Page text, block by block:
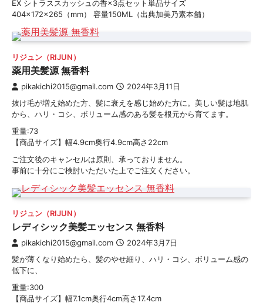
EX シトラススカッシュの香×3点セット単品サイズ
404×172×265（mm） 容量150ML（出典加美乃素本舗）
リジュン（RIJUN）
薬用美髪源 無香料
pikakichi2015@gmail.com 2024年3月11日
抜け毛が増え始めた方、髪に衰えを感じ始めた方に。美しい髪は地肌
から、ハリ・コシ、ボリューム感のある髪を根元から育てます。
重量:73
【商品サイズ】幅4.9cm奥行4.9cm高さ22cm
ご注文後のキャンセルは原則、承っておりません。
事前に十分にご検討いただいた上でご注文ください。
リジュン（RIJUN）
レディシック美髪エッセンス 無香料
pikakichi2015@gmail.com 2024年3月7日
髪が薄くなり始めたら、髪のやせ細り、ハリ・コシ、ボリューム感の
低下に、
重量:300
【商品サイズ】幅7.1cm奥行4cm高さ17.4cm